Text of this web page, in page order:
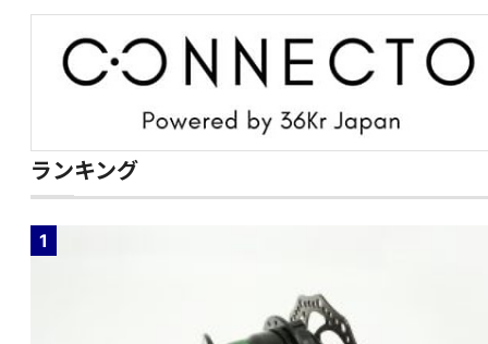
ランキング
1